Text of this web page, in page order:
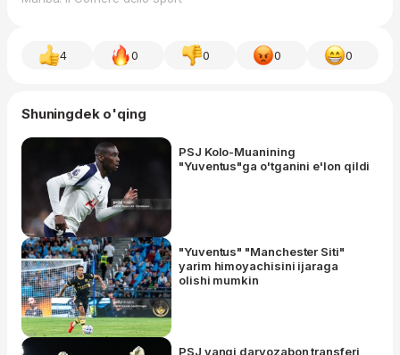
4 0 0 0 0
Shuningdek o'qing
PSJ Kolo-Muanining
"Yuventus"ga o'tganini e'lon qildi
"Yuventus" "Manchester Siti"
yarim himoyachisini ijaraga
olishi mumkin
PSJ yangi darvozabon transferi